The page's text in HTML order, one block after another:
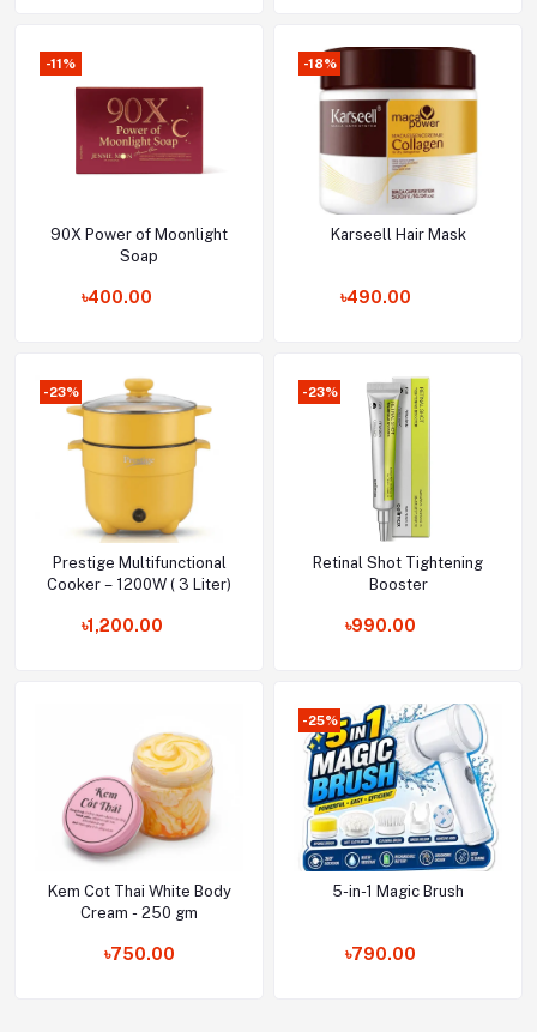
-11%
Add to cart
90X Power of Moonlight
Soap
৳400.00
-18%
Add to cart
Karseell Hair Mask
৳490.00
-23%
Add to cart
Prestige Multifunctional
Cooker – 1200W ( 3 Liter)
৳1,200.00
-23%
Add to cart
Retinal Shot Tightening
Booster
৳990.00
Add to cart
Kem Cot Thai White Body
Cream - 250 gm
৳750.00
-25%
Add to cart
5-in-1 Magic Brush
৳790.00